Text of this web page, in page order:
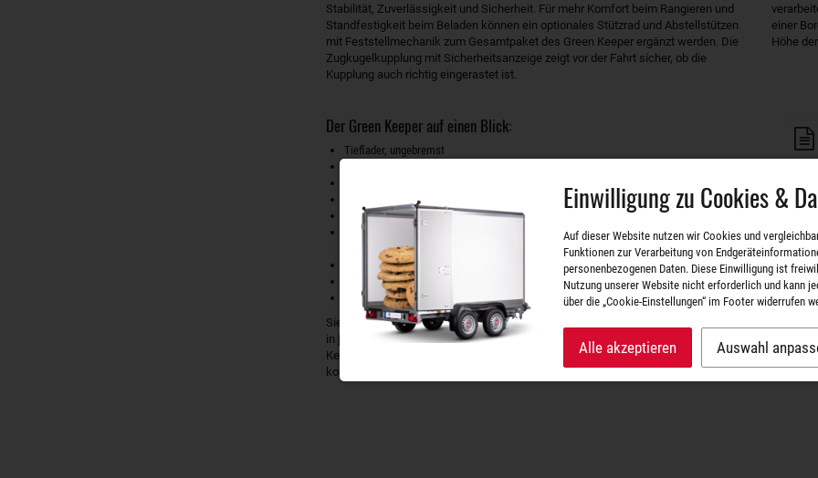
Stabilität, Zuverlässigkeit und Sicherheit. Für mehr Komfort beim Rangieren und
Standfestigkeit beim Beladen können ein optionales Stützrad und Abstellstützen
mit Feststellmechanik zum Gesamtpaket des Green Keeper ergänzt werden. Die
Zugkugelkupplung mit Sicherheitsanzeige zeigt vor der Fahrt sicher, ob die
Kupplung auch richtig eingerastet ist.
einer
Höhe
Der Green Keeper auf einen Blick:
Tieflader, ungebremst
Vier in die Ladefläche integrierte Verzurrhaken zum Sichern der Ladung
Einhängeknöpfe zum Anbringen von Planen oder Netzen an den Bordwänden
Stabiles Fahrgestell, STEMA-V-Deichsel und robuste Gummifederachse mit
Einzelradaufhängung für ideale Nachlaufeigenschaften und Straßenlage
Wartungsfreies Kompaktradlager
Bordwände aus verzinktem Stahlblech – langlebig und vor Korrosion geschützt
Zugkugelkupplung mit Sicherheitsanzeige und RED NOSE
Sie suchen nach einem Transport-Partner für den Herbst – der Sie natürlich auch
in jeder anderen Jahreszeit unterstützt? Erfahren Sie hier mehr über den Green
Keeper. Sie können uns bei Fragen natürlich jederzeit auch gern persönlich
kontaktieren. Unsere Mitarbeiter freuen sich auf Sie.
Einwilligung zu Cookies &
Auf dieser Website nutzen wir Cookies und
Funktionen zur Verarbeitung von
personenbezogenen Daten. Diese Einwilligung ist
Nutzung unserer Website nicht erforderlich und kann
über die „Cookie-Einstellungen“ im Footer widerrufen
Alle akzeptieren Auswahl